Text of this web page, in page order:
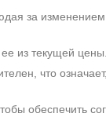
за изменением
из текущей
что
обеспечить